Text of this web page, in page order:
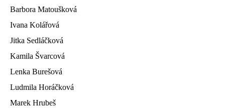
Barbora Matoušková
Ivana Kolářová
Jitka Sedláčková
Kamila Švarcová
Lenka Burešová
Ludmila Horáčková
Marek Hrubeš